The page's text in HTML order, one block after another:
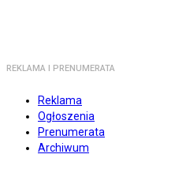
REKLAMA I PRENUMERATA
Reklama
Ogłoszenia
Prenumerata
Archiwum